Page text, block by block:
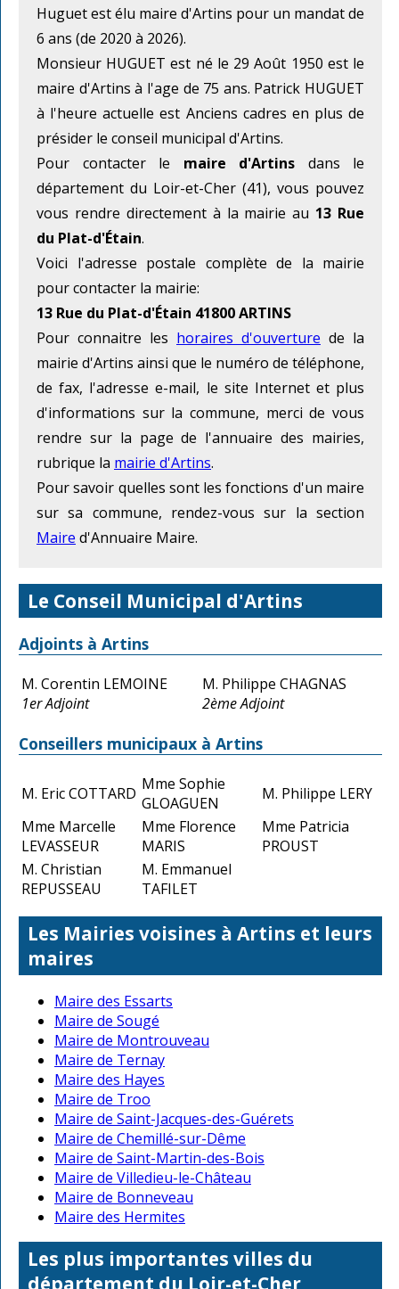
Huguet est élu maire d'Artins pour un mandat de
6 ans (de 2020 à 2026).
Monsieur HUGUET est né le 29 Août 1950 est le
maire d'Artins à l'age de 75 ans. Patrick HUGUET
à l'heure actuelle est Anciens cadres en plus de
présider le conseil municipal d'Artins.
Pour contacter le maire d'Artins dans le
département du Loir-et-Cher (41), vous pouvez
vous rendre directement à la mairie au 13 Rue
du Plat-d'Étain.
Voici l'adresse postale complète de la mairie
pour contacter la mairie:
13 Rue du Plat-d'Étain 41800 ARTINS
Pour connaitre les horaires d'ouverture de la
mairie d'Artins ainsi que le numéro de téléphone,
de fax, l'adresse e-mail, le site Internet et plus
d'informations sur la commune, merci de vous
rendre sur la page de l'annuaire des mairies,
rubrique la mairie d'Artins.
Pour savoir quelles sont les fonctions d'un maire
sur sa commune, rendez-vous sur la section
Maire d'Annuaire Maire.
Le Conseil Municipal d'Artins
Adjoints à Artins
M. Corentin LEMOINE
1er Adjoint
M. Philippe CHAGNAS
2ème Adjoint
Conseillers municipaux à Artins
M. Eric COTTARD Mme Sophie
GLOAGUEN
M. Philippe LERY
Mme Marcelle
LEVASSEUR
Mme Florence
MARIS
Mme Patricia
PROUST
M. Christian
REPUSSEAU
M. Emmanuel
TAFILET
Les Mairies voisines à Artins et leurs
maires
Maire des Essarts
Maire de Sougé
Maire de Montrouveau
Maire de Ternay
Maire des Hayes
Maire de Troo
Maire de Saint-Jacques-des-Guérets
Maire de Chemillé-sur-Dême
Maire de Saint-Martin-des-Bois
Maire de Villedieu-le-Château
Maire de Bonneveau
Maire des Hermites
Les plus importantes villes du
département du Loir-et-Cher